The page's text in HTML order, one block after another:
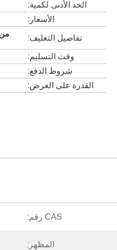
الحد الأدنى لكمية:
الأسعار:
تفاصيل التغليف:
وقت التسليم:
شروط الدفع:
القدرة على العرض:
CAS رقم:
المظهر: